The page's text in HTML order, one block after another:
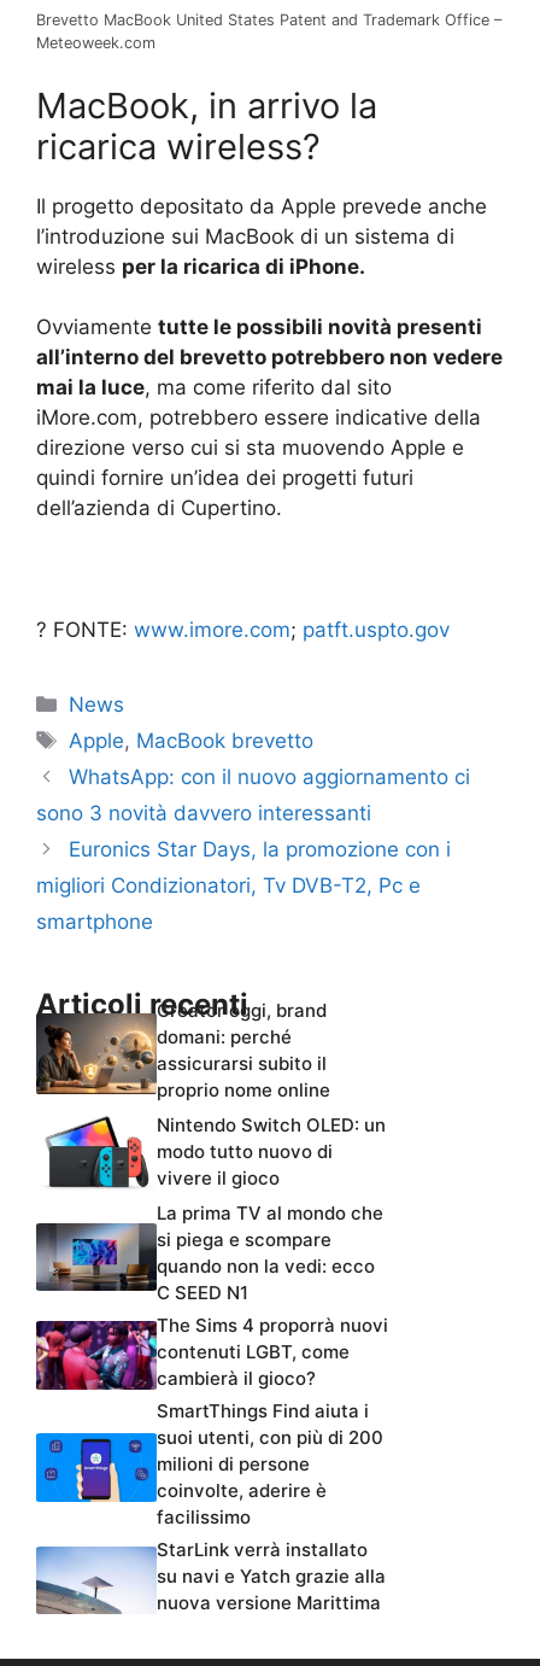
Brevetto MacBook United States Patent and Trademark Office –
Meteoweek.com
MacBook, in arrivo la
ricarica wireless?
Il progetto depositato da Apple prevede anche
l’introduzione sui MacBook di un sistema di
wireless per la ricarica di iPhone.
Ovviamente tutte le possibili novità presenti
all’interno del brevetto potrebbero non vedere
mai la luce, ma come riferito dal sito
iMore.com, potrebbero essere indicative della
direzione verso cui si sta muovendo Apple e
quindi fornire un’idea dei progetti futuri
dell’azienda di Cupertino.
? FONTE: www.imore.com; patft.uspto.gov
Categorie
News
Tag
Apple, MacBook brevetto
WhatsApp: con il nuovo aggiornamento ci
sono 3 novità davvero interessanti
Euronics Star Days, la promozione con i
migliori Condizionatori, Tv DVB-T2, Pc e
smartphone
Articoli recenti
Creator oggi, brand
domani: perché
assicurarsi subito il
proprio nome online
Nintendo Switch OLED: un
modo tutto nuovo di
vivere il gioco
La prima TV al mondo che
si piega e scompare
quando non la vedi: ecco
C SEED N1
The Sims 4 proporrà nuovi
contenuti LGBT, come
cambierà il gioco?
SmartThings Find aiuta i
suoi utenti, con più di 200
milioni di persone
coinvolte, aderire è
facilissimo
StarLink verrà installato
su navi e Yatch grazie alla
nuova versione Marittima